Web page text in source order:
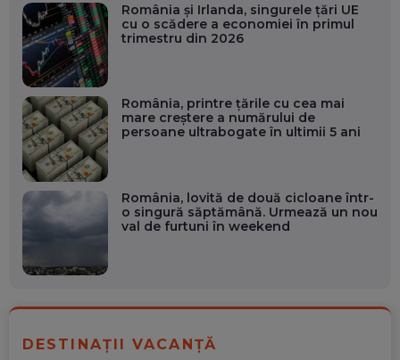
România și Irlanda, singurele țări UE
cu o scădere a economiei în primul
trimestru din 2026
România, printre țările cu cea mai
mare creștere a numărului de
persoane ultrabogate în ultimii 5 ani
România, lovită de două cicloane într-
o singură săptămână. Urmează un nou
val de furtuni în weekend
DESTINAȚII VACANȚĂ